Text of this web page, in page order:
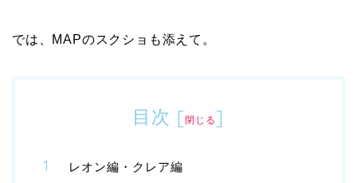
では、MAPのスクショも添えて。
目次 [閉じる]
レオン編・クレア編